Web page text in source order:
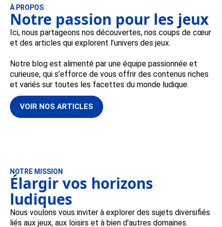
À PROPOS
Notre passion pour les jeux
Ici, nous partageons nos découvertes, nos coups de cœur
et des articles qui explorent l’univers des jeux.
Notre blog est alimenté par une équipe passionnée et
curieuse, qui s’efforce de vous offrir des contenus riches
et variés sur toutes les facettes du monde ludique.
VOIR NOS ARTICLES
NOTRE MISSION
Élargir vos horizons
ludiques
Nous voulons vous inviter à explorer des sujets diversifiés
liés aux jeux, aux loisirs et à bien d’autres domaines.